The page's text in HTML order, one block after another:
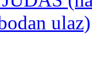
ulaz)